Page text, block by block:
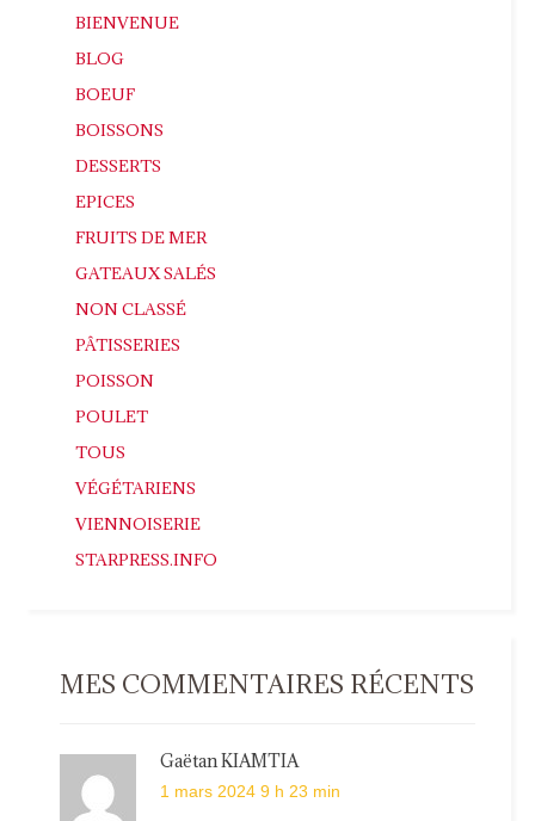
BIENVENUE
BLOG
BOEUF
BOISSONS
DESSERTS
EPICES
FRUITS DE MER
GATEAUX SALÉS
NON CLASSÉ
PÂTISSERIES
POISSON
POULET
TOUS
VÉGÉTARIENS
VIENNOISERIE
STARPRESS.INFO
MES COMMENTAIRES RÉCENTS
Gaëtan KIAMTIA
1 mars 2024 9 h 23 min